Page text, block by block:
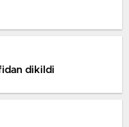
fidan dikildi